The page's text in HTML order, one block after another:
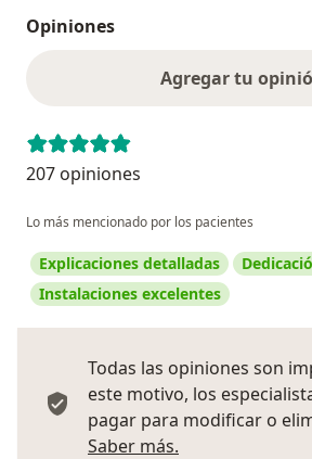
Opiniones
Agregar tu
207 opiniones
Lo más mencionado por los pacientes
Explicaciones detalladas
Instalaciones excelentes
Todas las opiniones son
este motivo, los
pagar para modificar o
Saber más.